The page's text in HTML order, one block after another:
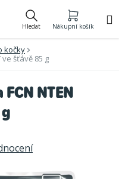
Hledat Nákupní košík
kočky
ve šťávě 85 g
NTEN